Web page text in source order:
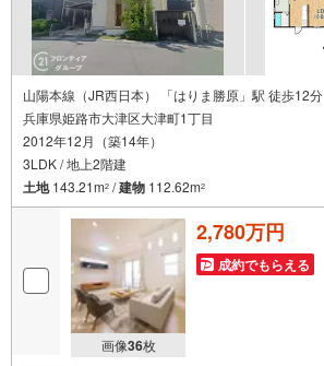
山陽本線（JR西日本） 「はりま勝原」駅 徒歩12分
兵庫県姫路市大津区大津町1丁目
2012年12月（築14年）
3LDK / 地上2階建
土地143.21m2 /建物 112.62m2
画像36枚
2,780万円
成約でもらえる